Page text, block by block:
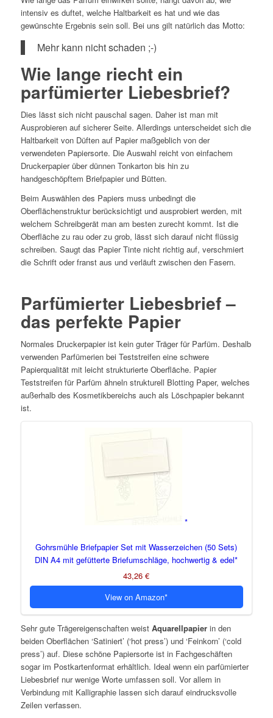
intensiv es duftet, welche Haltbarkeit es hat und wie das
gewünschte Ergebnis sein soll. Bei uns gilt natürlich das Motto:
Mehr kann nicht schaden ;-)
Wie lange riecht ein
parfümierter Liebesbrief?
Dies lässt sich nicht pauschal sagen. Daher ist man mit
Ausprobieren auf sicherer Seite. Allerdings unterscheidet sich die
Haltbarkeit von Düften auf Papier maßgeblich von der
verwendeten Papiersorte. Die Auswahl reicht von einfachem
Druckerpapier über dünnen Tonkarton bis hin zu
handgeschöpftem Briefpapier und Bütten.
Beim Auswählen des Papiers muss unbedingt die
Oberflächenstruktur berücksichtigt und ausprobiert werden, mit
welchem Schreibgerät man am besten zurecht kommt. Ist die
Oberfläche zu rau oder zu grob, lässt sich darauf nicht flüssig
schreiben. Saugt das Papier Tinte nicht richtig auf, verschmiert
die Schrift oder franst aus und verläuft zwischen den Fasern.
Parfümierter Liebesbrief –
das perfekte Papier
Normales Druckerpapier ist kein guter Träger für Parfüm. Deshalb
verwenden Parfümerien bei Teststreifen eine schwere
Papierqualität mit leicht strukturierte Oberfläche. Papier
Teststreifen für Parfüm ähneln strukturell Blotting Paper, welches
außerhalb des Kosmetikbereichs auch als Löschpapier bekannt
ist.
Gohrsmühle Briefpapier Set mit Wasserzeichen (50 Sets)
DIN A4 mit gefütterte Briefumschläge, hochwertig & edel
43,26 €
View on Amazon
Sehr gute Trägereigenschaften weist Aquarellpapierin den
beiden Oberflächen ‘Satiniert’ (‘hot press’) und ‘Feinkorn’ (‘cold
press’) auf. Diese schöne Papiersorte ist in Fachgeschäften
sogar im Postkartenformat erhältlich. Ideal wenn ein parfümierter
Liebesbrief nur wenige Worte umfassen soll. Vor allem in
Verbindung mit Kalligraphie lassen sich darauf eindrucksvolle
Zeilen verfassen.